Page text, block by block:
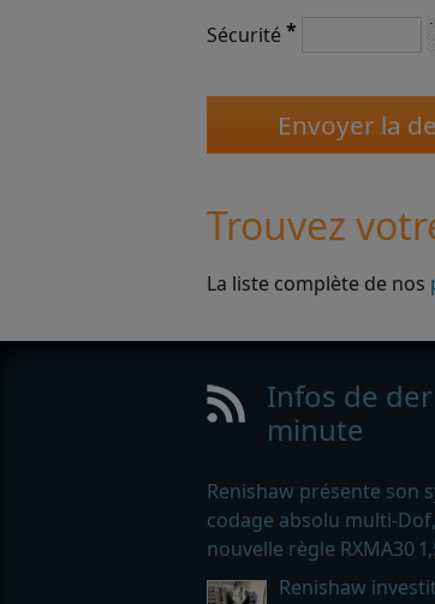
Sécurité*
Trouvez
La liste complète de nos
Infos de
minute
Renishaw présente son
codage absolu multi-
nouvelle règle RXMA30
Renishaw